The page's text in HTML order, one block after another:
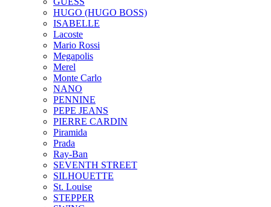
HUGO (HUGO BOSS)
ISABELLE
Lacoste
Mario Rossi
Megapolis
Merel
Monte Carlo
NANO
PENNINE
PEPE JEANS
PIERRE CARDIN
Piramida
Prada
Ray-Ban
SEVENTH STREET
SILHOUETTE
St. Louise
STEPPER